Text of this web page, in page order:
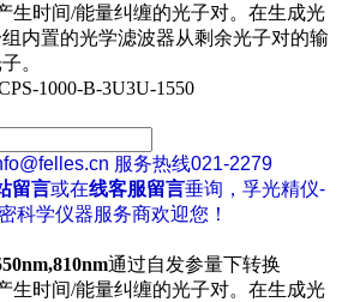
生时间/能量纠缠的光子对。在生成光
内置的光学滤波器从剩余光子对的输
。
1000-B-3U3U-1550
服务热线021-2279
留言或在线客服留言垂询，孚光精仪-
科学仪器服务商欢迎您！
通过自发参量下转换
生时间/能量纠缠的光子对。在生成光